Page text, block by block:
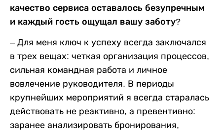
качество сервиса оставалось безупречным
и каждый гость ощущал вашу заботу?
– Для меня ключ к успеху всегда заключался
в трех вещах: четкая организация процессов,
сильная командная работа и личное
вовлечение руководителя. В периоды
крупнейших мероприятий я всегда старалась
действовать не реактивно, а превентивно:
заранее анализировать бронирования,